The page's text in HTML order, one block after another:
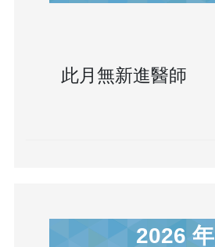
此月無新進醫師
2026 年